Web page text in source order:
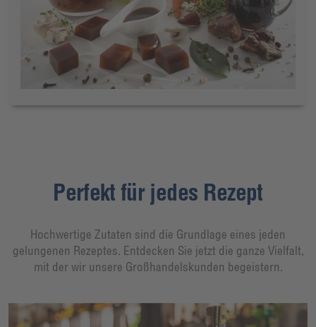
Perfekt für jedes Rezept
Hochwertige Zutaten sind die Grundlage eines jeden
gelungenen Rezeptes. Entdecken Sie jetzt die ganze Vielfalt,
mit der wir unsere Großhandelskunden begeistern.